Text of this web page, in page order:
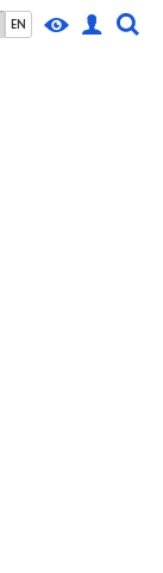
EN